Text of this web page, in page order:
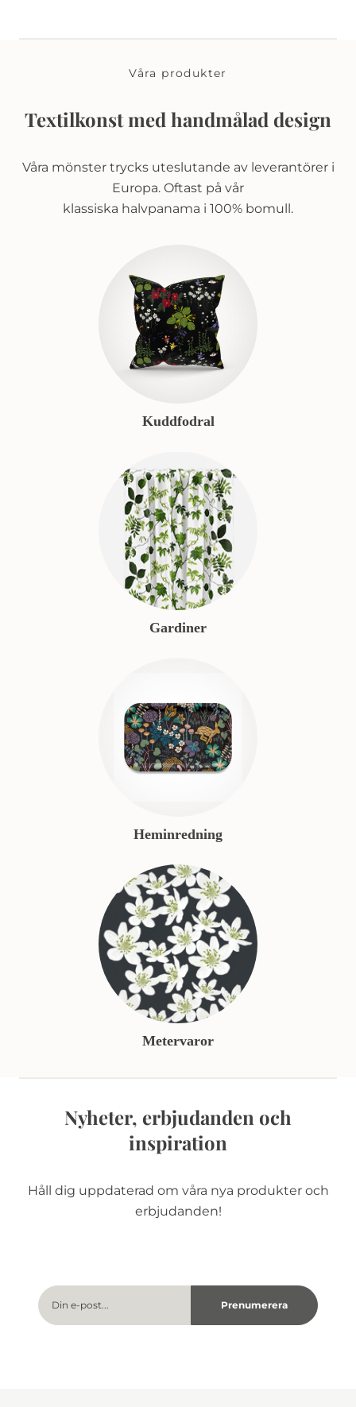
Våra produkter
Textilkonst med handmålad design
Våra mönster trycks uteslutande av leverantörer i
Europa. Oftast på vår
klassiska halvpanama i 100% bomull.
Kuddfodral
Gardiner
Heminredning
Metervaror
Nyheter, erbjudanden och
inspiration
Håll dig uppdaterad om våra nya produkter och
erbjudanden!